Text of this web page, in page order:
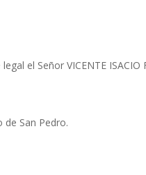
el Señor VICENTE ISACIO
San Pedro.